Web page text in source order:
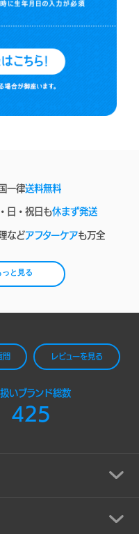
一律送料無料
日・祝日も休まず発送
などアフターケアも万全
っと見る
問 レビューを見る
いブランド総数
425